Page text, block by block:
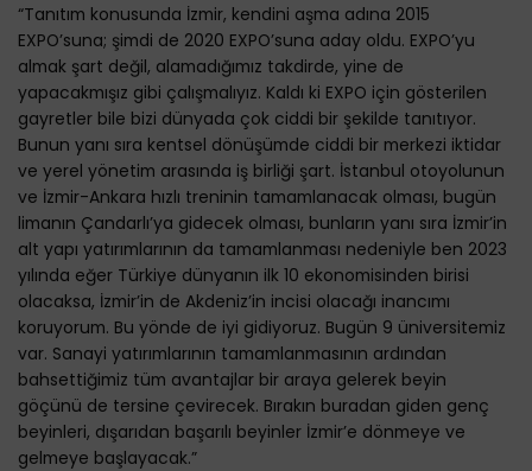
“Tanıtım konusunda İzmir, kendini aşma adına 2015
EXPO’suna; şimdi de 2020 EXPO’suna aday oldu. EXPO’yu
almak şart değil, alamadığımız takdirde, yine de
yapacakmışız gibi çalışmalıyız. Kaldı ki EXPO için gösterilen
gayretler bile bizi dünyada çok ciddi bir şekilde tanıtıyor.
Bunun yanı sıra kentsel dönüşümde ciddi bir merkezi iktidar
ve yerel yönetim arasında iş birliği şart. İstanbul otoyolunun
ve İzmir-Ankara hızlı treninin tamamlanacak olması, bugün
limanın Çandarlı’ya gidecek olması, bunların yanı sıra İzmir’in
alt yapı yatırımlarının da tamamlanması nedeniyle ben 2023
yılında eğer Türkiye dünyanın ilk 10 ekonomisinden birisi
olacaksa, İzmir’in de Akdeniz’in incisi olacağı inancımı
koruyorum. Bu yönde de iyi gidiyoruz. Bugün 9 üniversitemiz
var. Sanayi yatırımlarının tamamlanmasının ardından
bahsettiğimiz tüm avantajlar bir araya gelerek beyin
göçünü de tersine çevirecek. Bırakın buradan giden genç
beyinleri, dışarıdan başarılı beyinler İzmir’e dönmeye ve
gelmeye başlayacak.”